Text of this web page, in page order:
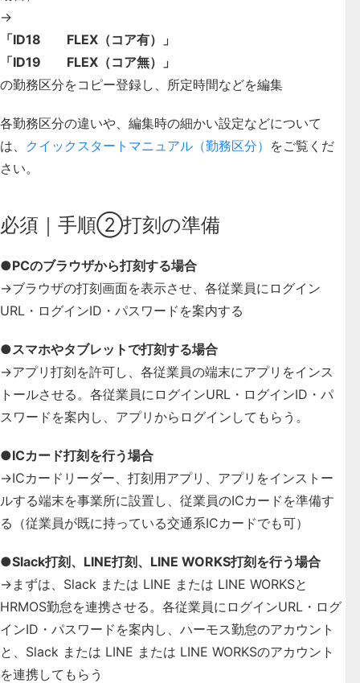
→
「ID18 FLEX（コア有）」
「ID19 FLEX（コア無）」
の勤務区分をコピー登録し、所定時間などを編集
各勤務区分の違いや、編集時の細かい設定などについて
は、 クイックスタートマニュアル（勤務区分） をご覧くだ
さい。
必須｜手順②打刻の準備
●PCのブラウザから打刻する場合
→ブラウザの打刻画面を表示させ、各従業員にログイン
URL・ログインID・パスワードを案内する
●スマホやタブレットで打刻する場合
→アプリ打刻を許可し、各従業員の端末にアプリをインス
トールさせる。各従業員にログインURL・ログインID・パ
スワードを案内し、アプリからログインしてもらう。
●ICカード打刻を行う場合
→ICカードリーダー、打刻用アプリ、アプリをインストー
ルする端末を事業所に設置し、従業員のICカードを準備す
る（従業員が既に持っている交通系ICカードでも可）
●Slack打刻、LINE打刻、LINE WORKS打刻を行う場合
→まずは、Slack または LINE または LINE WORKSと
HRMOS勤怠を連携させる。各従業員にログインURL・ログ
インID・パスワードを案内し、ハーモス勤怠のアカウント
と、Slack または LINE または LINE WORKSのアカウント
を連携してもらう